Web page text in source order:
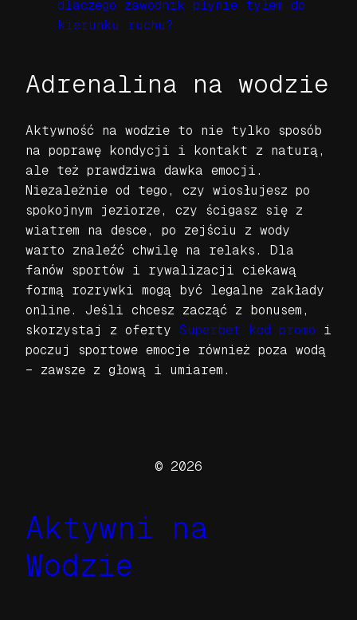
dlaczego zawodnik płynie tyłem do
kierunku ruchu?
Adrenalina na wodzie
Aktywność na wodzie to nie tylko sposób
na poprawę kondycji i kontakt z naturą,
ale też prawdziwa dawka emocji.
Niezależnie od tego, czy wiosłujesz po
spokojnym jeziorze, czy ścigasz się z
wiatrem na desce, po zejściu z wody
warto znaleźć chwilę na relaks. Dla
fanów sportów i rywalizacji ciekawą
formą rozrywki mogą być legalne zakłady
online. Jeśli chcesz zacząć z bonusem,
skorzystaj z oferty Superbet kod promo i
poczuj sportowe emocje również poza wodą
– zawsze z głową i umiarem.
© 2026
Aktywni na
Wodzie